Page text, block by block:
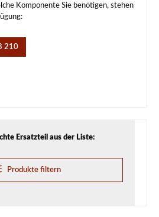
Komponente Sie benötigen, stehen
210
Ersatzteil aus der Liste:
Produkte filtern